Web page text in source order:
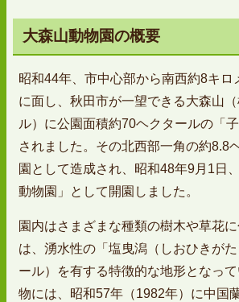
大森山動物園の概要
昭和44年、市中心部から南西約8キロ
に面し、秋田市が一望できる大森山
ル）に公園面積約70ヘクタールの「
されました。その北西部一角の約8.8
園として造成され、昭和48年9月1日
動物園」として開園しました。
園内はさまざまな種類の樹木や草花
は、湧水性の「塩曳潟（しおひきが
ール）を有する特徴的な地形となっ
物には、昭和57年（1982年）に中国